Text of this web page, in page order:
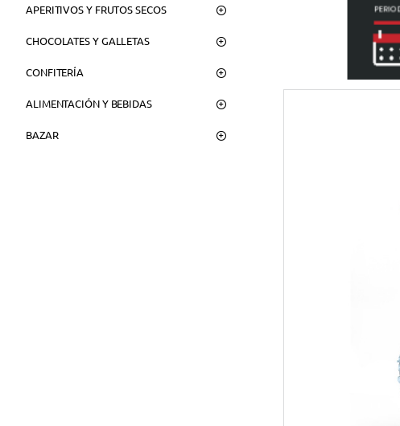
APERITIVOS Y FRUTOS SECOS
CHOCOLATES Y GALLETAS
CONFITERÍA
ALIMENTACIÓN Y BEBIDAS
BAZAR